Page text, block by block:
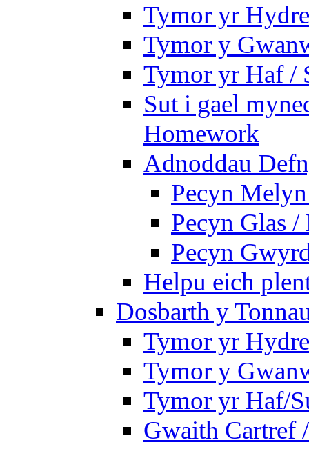
Tymor yr
Tymor y
Tymor yr Haf /
Sut i gael
Homework
Adnoddau
Pecyn
Pecyn Glas /
Pecyn
Helpu eich
Dosbarth y
Tymor yr
Tymor y
Tymor yr Haf/
Gwaith Cartref